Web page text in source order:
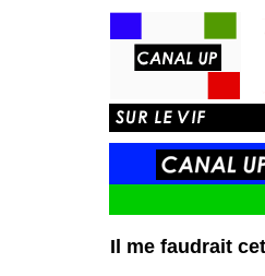
Il me faudrait